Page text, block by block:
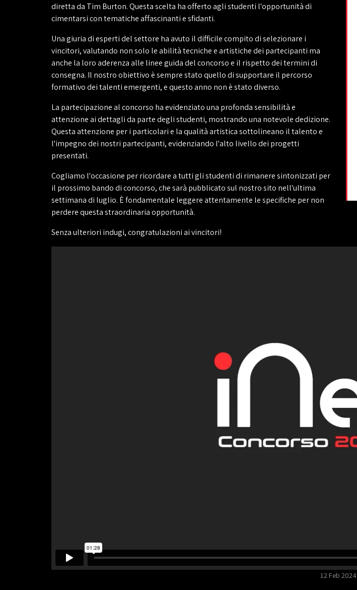
diretta da Tim Burton. Questa scelta ha offerto agli studenti l'opportunità di
cimentarsi con tematiche affascinanti e sfidanti.
Una giuria di esperti del settore ha avuto il difficile compito di selezionare i
vincitori, valutando non solo le abilità tecniche e artistiche dei partecipanti ma
anche la loro aderenza alle linee guida del concorso e il rispetto dei termini di
consegna. Il nostro obiettivo è sempre stato quello di supportare il percorso
formativo dei talenti emergenti, e questo anno non è stato diverso.
La partecipazione al concorso ha evidenziato una profonda sensibilità e
attenzione ai dettagli da parte degli studenti, mostrando una notevole dedizione.
Questa attenzione per i particolari e la qualità artistica sottolineano il talento e
l'impegno dei nostri partecipanti, evidenziando l'alto livello dei progetti
presentati.
Cogliamo l'occasione per ricordare a tutti gli studenti di rimanere sintonizzati per
il prossimo bando di concorso, che sarà pubblicato sul nostro sito nell'ultima
settimana di luglio. È fondamentale leggere attentamente le specifiche per non
perdere questa straordinaria opportunità.
Senza ulteriori indugi, congratulazioni ai vincitori!
12 Feb 2024